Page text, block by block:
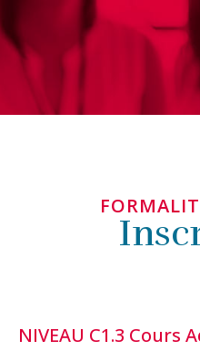
NIVEAU C1.3 Cours